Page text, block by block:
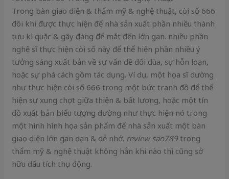
Trong bàn giao diện & thẩm mỹ & nghệ thuật, còi số 666
đôi khi được thực hiện để nhà sản xuất phần nhiều thành
tựu kì quặc & gây đáng để mắt đến lớn gan. nhiều phần
nghệ sĩ thực hiện còi số này để thể hiện phần nhiều ý
tưởng sáng xuất bản về sự vấn đề đối đùa, sự hỗn loạn,
hoặc sự phá cách gồm tác dụng. Ví dụ, một họa sĩ dường
như thực hiện còi số 666 trong một bức tranh đồ để thể
hiện sự xung chợt giữa thiện & bất lương, hoặc một tín
đồ xuất bản biểu tượng dường như thực hiện nó trong
một hình hình họa sản phẩm để nhà sản xuất một bàn
giao diện lớn gan dạn & dễ nhớ. review sao789trong
thẩm mỹ & nghệ thuật không hẳn khi nào thì cũng sở
hữu dấu tích thụ động.